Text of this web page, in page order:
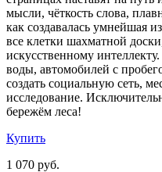
мысли, чёткость слова,
как создавалась умнейшая
все клетки шахматной
искусственному
воды, автомобилей с
создать социальную сеть,
исследование.
бережём леса!
Купить
1 070 руб.